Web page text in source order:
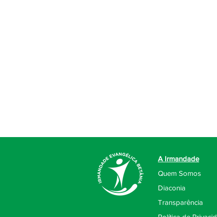
A Irmandade
Quem Somos
Diaconia
Transparência